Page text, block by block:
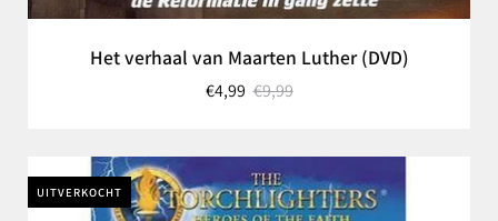
Het verhaal van Maarten Luther (DVD)
€4,99 €9,99
UITVERKOCHT